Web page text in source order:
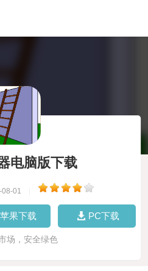
电脑版下载
08-01
苹果下载 PC下载
场，安全绿色